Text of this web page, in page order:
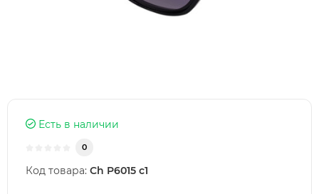
Есть в наличии
0
Код товара: Ch P6015 c1